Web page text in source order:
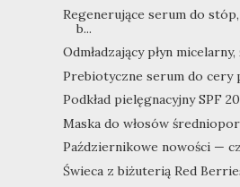
Regenerujące serum do
b...
Odmładzający płyn
Prebiotyczne serum do cery
Podkład pielęgnacyjny SPF
Maska do włosów
Październikowe nowości —
Świeca z biżuterią Red